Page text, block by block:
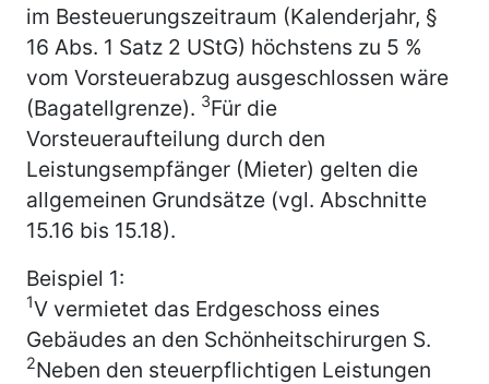
im Besteuerungszeitraum (Kalenderjahr, §
16 Abs. 1 Satz 2 UStG) höchstens zu 5 %
vom Vorsteuerabzug ausgeschlossen wäre
(Bagatellgrenze). 3Für die
Vorsteueraufteilung durch den
Leistungsempfänger (Mieter) gelten die
allgemeinen Grundsätze (vgl. Abschnitte
15.16 bis 15.18).
Beispiel 1:
1V vermietet das Erdgeschoss eines
Gebäudes an den Schönheitschirurgen S.
2Neben den steuerpflichtigen Leistungen